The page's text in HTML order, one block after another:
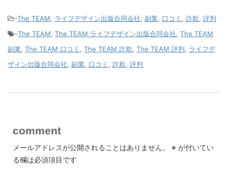
-The TEAM, ライフデザイン出版合同会社, 副業, 口コミ , 詐欺, 評判
-The TEAM, The TEAM ライフデザイン出版合同会社, The TEAM
副業, The TEAM 口コミ , The TEAM 詐欺, The TEAM 評判, ライフデ
ザイン出版合同会社, 副業, 口コミ , 詐欺, 評判
comment
メールアドレスが公開されることはありません。 ※ が付いてい
る欄は必須項目です